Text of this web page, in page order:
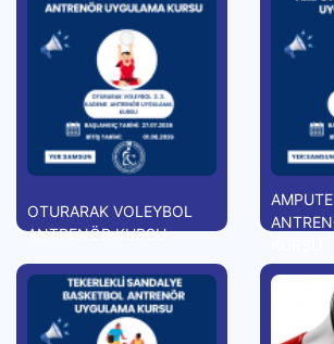
OTURARAK VOLEYBOL
ANTRENÖR KURSU